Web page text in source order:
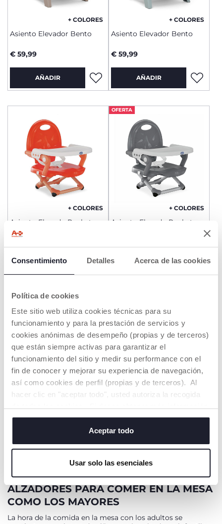
Consentimiento Detalles Acerca de las cookies
Política de cookies
Este sitio web utiliza cookies técnicas para su
funcionamiento y para la prestación de servicios y
cookies anónimas de desempeño (propias y de terceros)
que están siempre activas para garantizar el
funcionamiento del sitio y medir su performance con el
fin de conocer y mejorar su experiencia de navegación,
así como cookies de perfil (propias y de terceros). Al
hacer clic en "aceptar todo", usted autoriza la recogida
o cambiar o revocar el consentimiento de todas o
algunas cookies, haga clic en "mostrar detalles". Al
cerrar este banner, usted consiente en utilizar
servicio solicitado.
Aceptar todo
Usar solo las esenciales
+ COLORES
Asiento Elevador Bento
€ 59,99
AÑADIR
+ COLORES
Asiento Elevador Bento
€ 59,99
AÑADIR
+ COLORES
Asiento Elevado Pocket
Snack
OFERTA
+ COLORES
Asiento Elevado Pocket
Precio anterior:€ 49,99-10%
to
OFERTA
SOLD OUT
+ COLORES
Asiento Elevado Pocket
Snack
ALZADORES PARA COMER EN LA MESA
COMO LOS MAYORES
La hora de la comida en la mesa con los adultos se